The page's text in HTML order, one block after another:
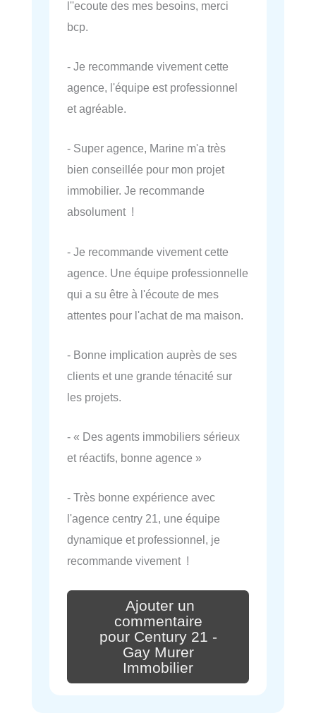
l''ecoute des mes besoins, merci
bcp.
- Je recommande vivement cette
agence, l'équipe est professionnel
et agréable.
- Super agence, Marine m'a très
bien conseillée pour mon projet
immobilier. Je recommande
absolument !
- Je recommande vivement cette
agence. Une équipe professionnelle
qui a su être à l'écoute de mes
attentes pour l'achat de ma maison.
- Bonne implication auprès de ses
clients et une grande ténacité sur
les projets.
- « Des agents immobiliers sérieux
et réactifs, bonne agence »
- Très bonne expérience avec
l'agence centry 21, une équipe
dynamique et professionnel, je
recommande vivement !
Ajouter un
commentaire
pour Century 21 -
Gay Murer
Immobilier